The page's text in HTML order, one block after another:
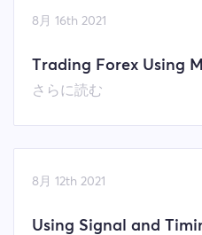
8月 16th 2021
Trading Forex Using
さらに読む
8月 12th 2021
Using Signal and